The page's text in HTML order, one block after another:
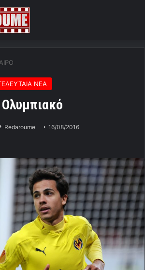
ΝΕΑ
Ολυμπιακό
Redaroume 16/08/2016